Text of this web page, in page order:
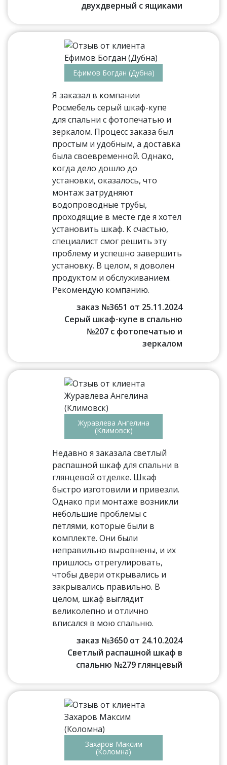
двухдверный с ящиками
Ефимов Богдан (Дубна)
Я заказал в компании
Росмебель серый шкаф-купе
для спальни с фотопечатью и
зеркалом. Процесс заказа был
простым и удобным, а доставка
была своевременной. Однако,
когда дело дошло до
установки, оказалось, что
монтаж затрудняют
водопроводные трубы,
проходящие в месте где я хотел
установить шкаф. К счастью,
специалист смог решить эту
проблему и успешно завершить
установку. В целом, я доволен
продуктом и обслуживанием.
Рекомендую компанию.
заказ №3651 от 25.11.2024
Серый шкаф-купе в спальню
№207 с фотопечатью и
зеркалом
Журавлева Ангелина
(Климовск)
Недавно я заказала светлый
распашной шкаф для спальни в
глянцевой отделке. Шкаф
быстро изготовили и привезли.
Однако при монтаже возникли
небольшие проблемы с
петлями, которые были в
комплекте. Они были
неправильно выровнены, и их
пришлось отрегулировать,
чтобы двери открывались и
закрывались правильно. В
целом, шкаф выглядит
великолепно и отлично
вписался в мою спальню.
заказ №3650 от 24.10.2024
Светлый распашной шкаф в
спальню №279 глянцевый
Захаров Максим
(Коломна)